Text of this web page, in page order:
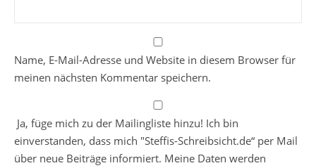
Name, E-Mail-Adresse und Website in diesem Browser für
meinen nächsten Kommentar speichern.
Ja, füge mich zu der Mailingliste hinzu! Ich bin
einverstanden, dass mich "Steffis-Schreibsicht.de“ per Mail
über neue Beiträge informiert. Meine Daten werden